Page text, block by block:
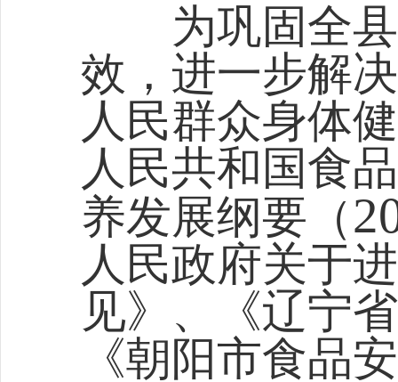
为巩固全县
效，进一步解
人民群众身体
人民共和国食
养发展纲要（
人民政府关于
见》、《辽宁
《朝阳市食品